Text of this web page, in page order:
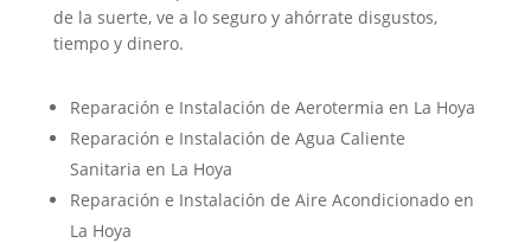
de la suerte, ve a lo seguro y ahórrate disgustos,
tiempo y dinero.
Reparación e Instalación de Aerotermia en La Hoya
Reparación e Instalación de Agua Caliente
Sanitaria en La Hoya
Reparación e Instalación de Aire Acondicionado en
La Hoya